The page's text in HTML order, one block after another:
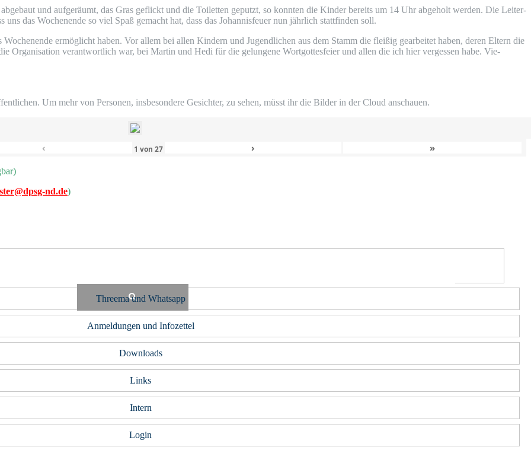
und auf­ge­räumt, das Gras geflickt und die Toi­let­ten geputzt, so konn­ten die Kin­der bereits um 14 Uhr abge­holt wer­den. Die Lei­ter­
das Wochen­en­de so viel Spaß gemacht hat, dass das Johan­nis­feu­er nun jähr­lich statt­fin­den soll.
ermög­licht haben. Vor allem bei allen Kin­dern und Jugend­li­chen aus dem Stamm die flei­ßig gear­bei­tet haben, deren Eltern die
Orga­ni­sa­ti­on ver­ant­wort­lich war, bei Mar­tin und Hedi für die gelun­ge­ne Wort­got­tes­fei­er und allen die ich hier ver­ges­sen habe. Vie­
Um mehr von Per­so­nen, ins­be­son­de­re Gesich­ter, zu sehen, müsst ihr die Bil­der in der Cloud anschauen.
‹ 1 von27 › »
nd.de)
Threema und Whatsapp
Anmeldungen und Infozettel
Downloads
Links
Intern
Login